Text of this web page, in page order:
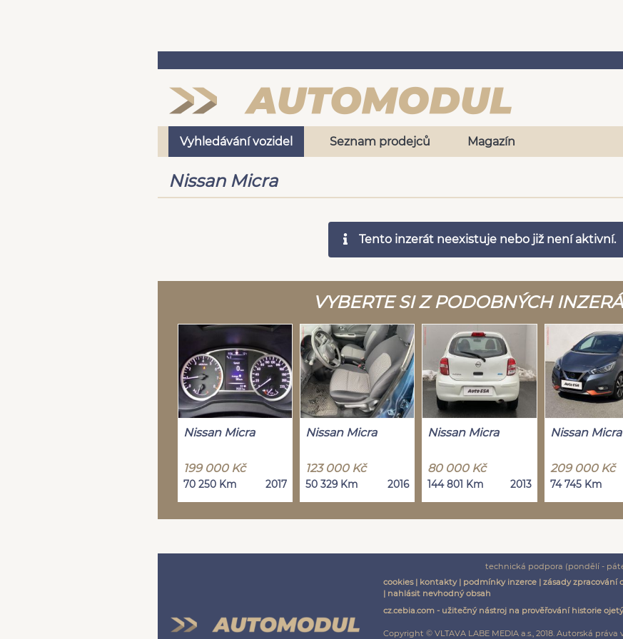
Vyhledávání vozidel Seznam prodejců Magazín
Nissan Micra
Tento inzerát neexistuje nebo již není aktivní.
VYBERTE SI Z PODOBNÝCH
Nissan Micra
199 000 Kč
70 250 Km 2017
Nissan Micra
123 000 Kč
50 329 Km 2016
Nissan Micra
80 000 Kč
144 801 Km 2013
Nissan Micra
209 000 Kč
74 745 Km
technická podpora (pondělí -
cookies| kontakty| podmínky inzerce| zásady zpracování
| nahlásit nevhodný obsah
cz.cebia.com - užitečný nástroj na prověřování historie
Copyright © VLTAVA LABE MEDIA a.s., 2018. Autorská